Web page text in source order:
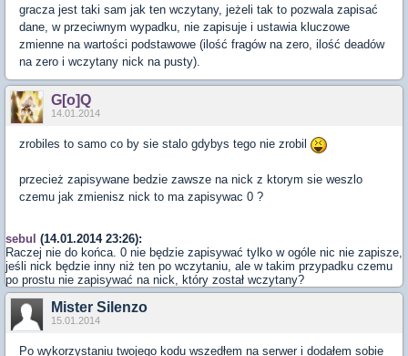
gracza jest taki sam jak ten wczytany, jeżeli tak to pozwala zapisać
dane, w przeciwnym wypadku, nie zapisuje i ustawia kluczowe
zmienne na wartości podstawowe (ilość fragów na zero, ilość deadów
na zero i wczytany nick na pusty).
G[o]Q
14.01.2014
zrobiles to samo co by sie stalo gdybys tego nie zrobil
przecież zapisywane bedzie zawsze na nick z ktorym sie weszlo
czemu jak zmienisz nick to ma zapisywac 0 ?
sebul (14.01.2014 23:26):
Raczej nie do końca. 0 nie będzie zapisywać tylko w ogóle nic nie zapisze,
jeśli nick będzie inny niż ten po wczytaniu, ale w takim przypadku czemu
po prostu nie zapisywać na nick, który został wczytany?
Mister Silenzo
15.01.2014
Po wykorzystaniu twojego kodu wszedłem na serwer i dodałem sobie